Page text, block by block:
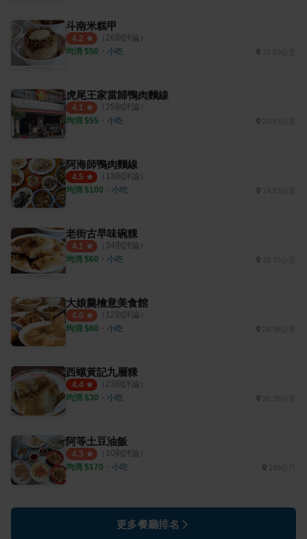
斗南米糕甲
4.2 （ 26則評論）
均消 $50 ・ 小吃 21.53公里
虎尾王家當歸鴨肉麵線
4.1 （ 25則評論）
均消 $55 ・ 小吃 20.53公里
阿海師鴨肉麵線
4.5 （ 13則評論）
均消 $100 ・ 小吃 14.93公里
老街古早味碗粿
4.1 （ 34則評論）
均消 $60 ・ 小吃 28.75公里
大娘羹檜意美食館
4.0 （ 12則評論）
均消 $60 ・ 小吃
西螺黃記九層粿
4.4 （ 23則評論）
均消 $30 ・ 小吃
阿等土豆油飯
4.3 （ 10則評論）
均消 $170 ・ 小吃
更多餐廳排名